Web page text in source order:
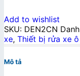
Add to wishlist
SKU: DEN2CN
xe, Thiết bị rửa xe
Mô tả